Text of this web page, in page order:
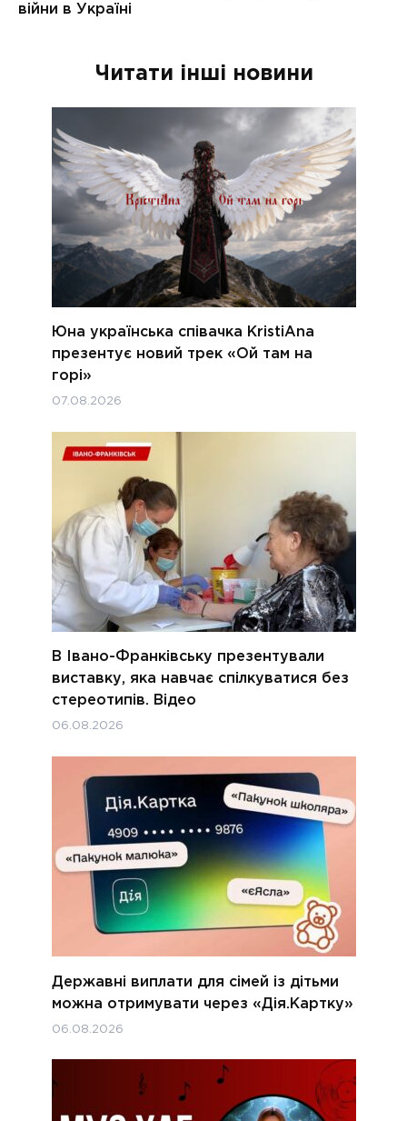
Читати інші новини
Юна українська співачка KristiAna
презентує новий трек «Ой там на
горі»
07.08.2026
В Івано-Франківську презентували
виставку, яка навчає спілкуватися без
стереотипів. Відео
06.08.2026
Державні виплати для сімей із дітьми
можна отримувати через «Дія.Картку»
06.08.2026